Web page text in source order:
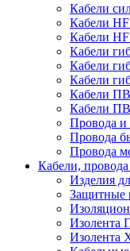
Кабели
Кабели HF
Кабели HF
Кабели
Кабели
Кабели
Кабели
Кабели
Провода
Провода
Провода
Кабели,
Изделия
Защитные
Изолента
Изолента